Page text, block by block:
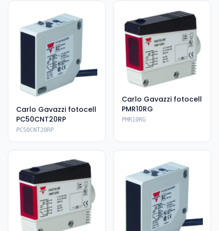
Carlo Gavazzi fotocell
PC50CNT20RP
PC50CNT20RP
Carlo Gavazzi fotocell
PMR10RG
PMR10RG